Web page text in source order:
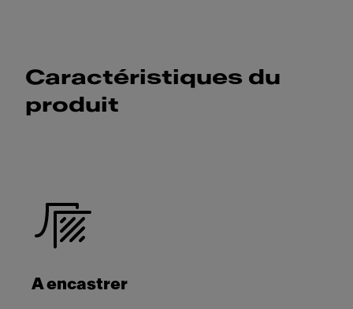
Caractéristiques du
produit
A encastrer